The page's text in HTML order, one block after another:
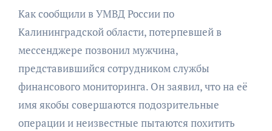
Как сообщили в УМВД России по
Калининградской области, потерпевшей в
мессенджере позвонил мужчина,
представившийся сотрудником службы
финансового мониторинга. Он заявил, что на её
имя якобы совершаются подозрительные
операции и неизвестные пытаются похитить